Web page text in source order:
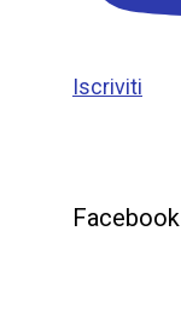
Iscriviti
Facebook